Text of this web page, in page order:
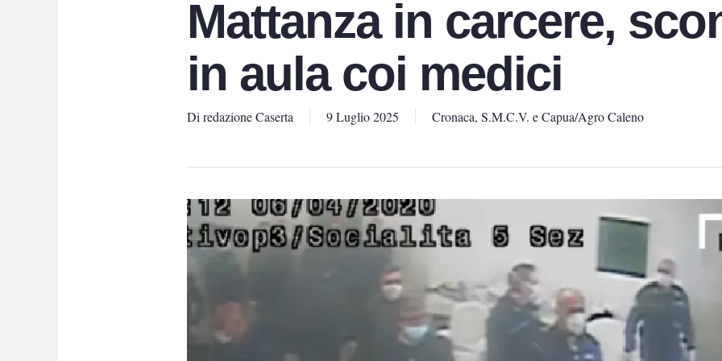
Mattanza in carcere,
in aula coi medici
Di redazione Caserta 9 Luglio 2025 Cronaca, S.M.C.V. e Capua/Agro Caleno